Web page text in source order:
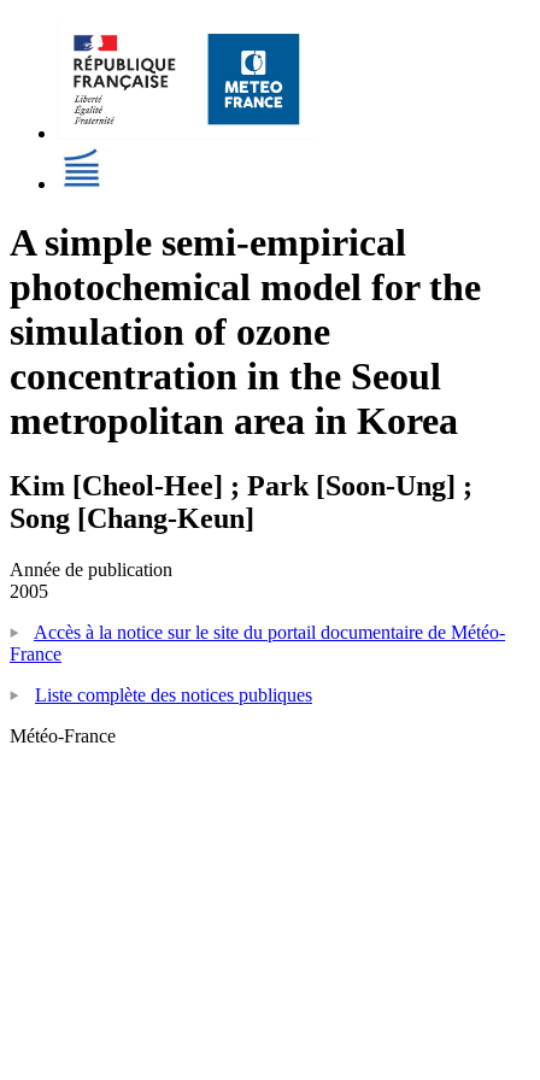
A simple semi-empirical
photochemical model for the
simulation of ozone
concentration in the Seoul
metropolitan area in Korea
Kim [Cheol-Hee] ; Park [Soon-Ung] ;
Song [Chang-Keun]
Année de publication
2005
Accès à la notice sur le site du portail documentaire de Météo-
France
Liste complète des notices publiques
Météo-France